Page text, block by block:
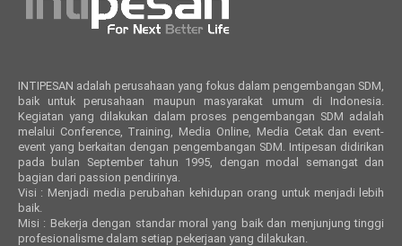
INTIPESAN adalah perusahaan yang fokus dalam pengembangan SDM,
baik untuk perusahaan maupun masyarakat umum di Indonesia.
Kegiatan yang dilakukan dalam proses pengembangan SDM adalah
melalui Conference, Training, Media Online, Media Cetak dan event-
event yang berkaitan dengan pengembangan SDM. Intipesan didirikan
pada bulan September tahun 1995, dengan modal semangat dan
bagian dari passion pendirinya.
Visi : Menjadi media perubahan kehidupan orang untuk menjadi lebih
baik.
Misi : Bekerja dengan standar moral yang baik dan menjunjung tinggi
profesionalisme dalam setiap pekerjaan yang dilakukan.